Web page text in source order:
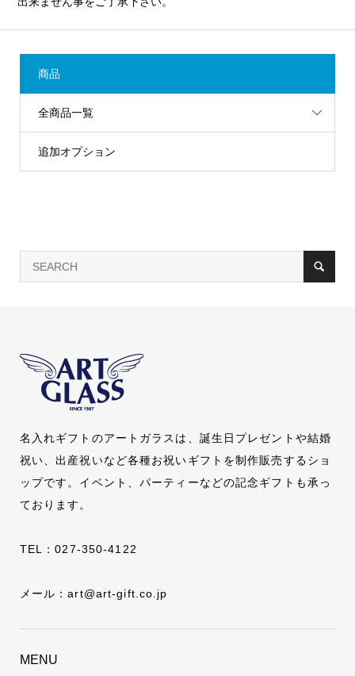
商品
全商品一覧
追加オプション
名入れギフトのアートガラスは、誕生日プレゼントや結婚
祝い、出産祝いなど各種お祝いギフトを制作販売するショ
ップです。イベント、パーティーなどの記念ギフトも承っ
ております。
TEL：027-350-4122
メール：art@art-gift.co.jp
MENU